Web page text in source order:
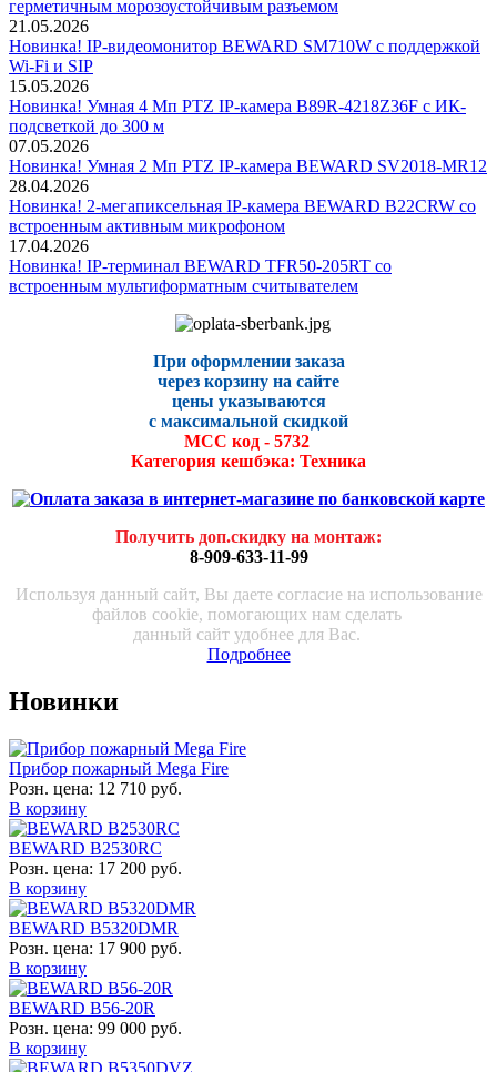
герметичным морозоустойчивым разъемом
21.05.2026
Новинка! IP-видеомонитор BEWARD SM710W с поддержкой
Wi-Fi и SIP
15.05.2026
Новинка! Умная 4 Мп PTZ IP-камера B89R-4218Z36F с ИК-
подсветкой до 300 м
07.05.2026
Новинка! Умная 2 Мп PTZ IP-камера BEWARD SV2018-MR12
28.04.2026
Новинка! 2-мегапиксельная IP-камера BEWARD B22CRW со
встроенным активным микрофоном
17.04.2026
Новинка! IP-терминал BEWARD TFR50-205RT со
встроенным мультиформатным считывателем
При оформлении заказа
через корзину на сайте
цены указываются
с максимальной скидкой
МСС код - 5732
Категория кешбэка: Техника
Получить доп.скидку на монтаж:
8-909-633-11-99
Используя данный сайт, Вы даете согласие на использование
файлов cookie, помогающих нам сделать
данный сайт удобнее для Вас.
Подробнее
Новинки
Прибор пожарный Mega Fire
Розн. цена: 12 710 руб.
В корзину
BEWARD B2530RC
Розн. цена: 17 200 руб.
В корзину
BEWARD B5320DMR
Розн. цена: 17 900 руб.
В корзину
BEWARD B56-20R
Розн. цена: 99 000 руб.
В корзину